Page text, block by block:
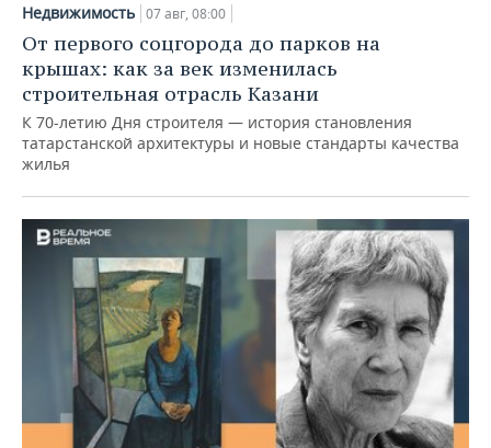
Недвижимость 07 авг, 08:00
От первого соцгорода до парков на
крышах: как за век изменилась
строительная отрасль Казани
К 70-летию Дня строителя — история становления
татарстанской архитектуры и новые стандарты качества
жилья